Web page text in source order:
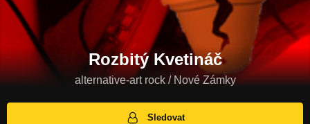
Rozbitý Kvetináč
alternative-art rock / Nové Zámky
Sledovat